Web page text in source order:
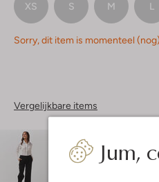
Jum,
XS S M L
Sorry, dit item is momenteel
Vergelijkbare items
Maatadvies
Lexi is 1 meter 75